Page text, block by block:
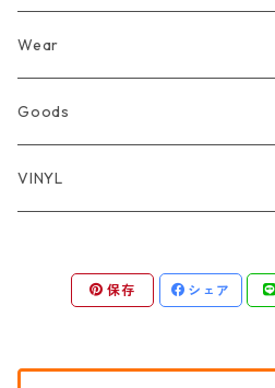
Wear
T-SHIRTS
CAP・HAT
Goods
Bag
Equipment
VINYL
Soul / Funk
Jazz / Crossover
保存 シェア